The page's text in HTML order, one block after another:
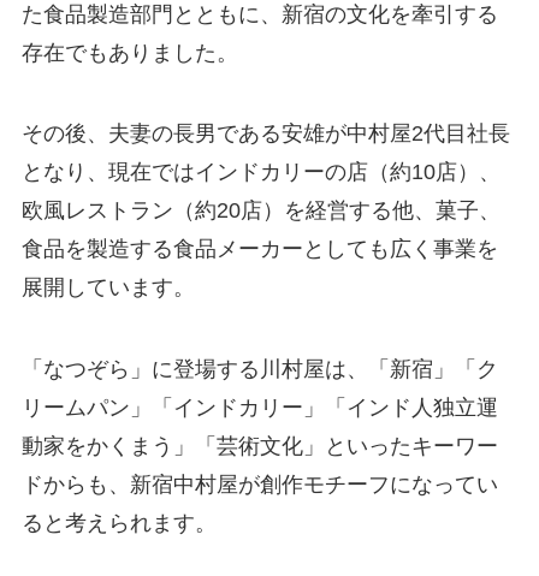
た食品製造部門とともに、新宿の文化を牽引する
存在でもありました。
その後、夫妻の長男である安雄が中村屋2代目社長
となり、現在ではインドカリーの店（約10店）、
欧風レストラン（約20店）を経営する他、菓子、
食品を製造する食品メーカーとしても広く事業を
展開しています。
「なつぞら」に登場する川村屋は、「新宿」「ク
リームパン」「インドカリー」「インド人独立運
動家をかくまう」「芸術文化」といったキーワー
ドからも、新宿中村屋が創作モチーフになってい
ると考えられます。